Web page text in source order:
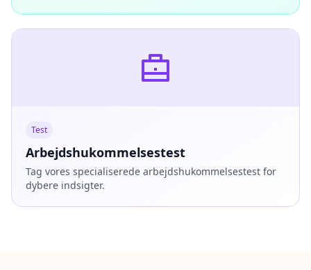
Test
Arbejdshukommelsestest
Tag vores specialiserede arbejdshukommelsestest for
dybere indsigter.